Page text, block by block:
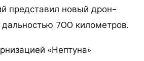
представил новый дрон-
дальностью 700 километров.
«Нептуна»